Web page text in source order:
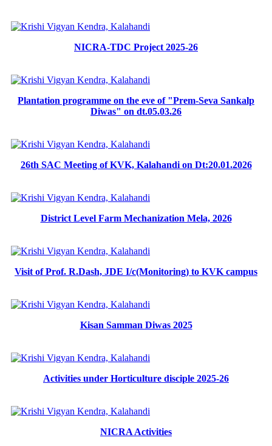
NICRA-TDC Project 2025-26
Plantation programme on the eve of "Prem-Seva Sankalp
Diwas" on dt.05.03.26
26th SAC Meeting of KVK, Kalahandi on Dt:20.01.2026
District Level Farm Mechanization Mela, 2026
Visit of Prof. R.Dash, JDE I/c(Monitoring) to KVK campus
Kisan Samman Diwas 2025
Activities under Horticulture disciple 2025-26
NICRA Activities